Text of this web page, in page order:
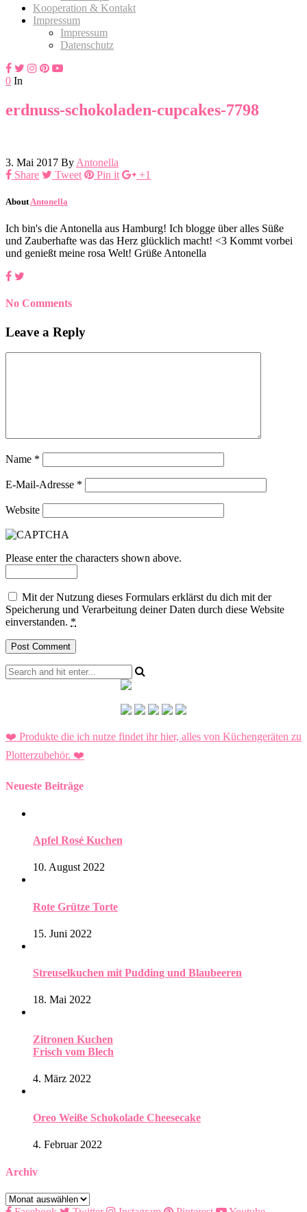
Kooperation & Kontakt
Impressum
Impressum
Datenschutz
0 In
erdnuss-schokoladen-cupcakes-7798
3. Mai 2017 By Antonella
Share
Tweet Pin it +1
About Antonella
Ich bin's die Antonella aus Hamburg! Ich blogge über alles Süße
und Zauberhafte was das Herz glücklich macht! <3 Kommt vorbei
und genießt meine rosa Welt! Grüße Antonella
No Comments
Leave a Reply
Name *
E-Mail-Adresse *
Website
Please enter the characters shown above.
Mit der Nutzung dieses Formulars erklärst du dich mit der
Speicherung und Verarbeitung deiner Daten durch diese Website
einverstanden. *
❤️ Produkte die ich nutze findet ihr hier, alles von Küchengeräten zu
Plotterzubehör. ❤️
Neueste Beiträge
Apfel Rosé Kuchen
10. August 2022
Rote Grütze Torte
15. Juni 2022
Streuselkuchen mit Pudding und Blaubeeren
18. Mai 2022
Zitronen Kuchen
Frisch vom Blech
4. März 2022
Oreo Weiße Schokolade Cheesecake
4. Februar 2022
Archiv
Archiv